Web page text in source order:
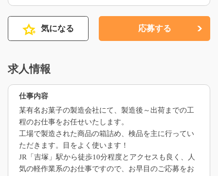
気になる 応募する
求人情報
仕事内容
某有名お菓子の製造会社にて、製造後～出荷までの工
程のお仕事をお任せいたします。
工場で製造された商品の箱詰め、検品を主に行ってい
ただきます。目をよく使います！
JR「吉塚」駅から徒歩10分程度とアクセスも良く、人
気の軽作業系のお仕事ですので、お早目のご応募をお